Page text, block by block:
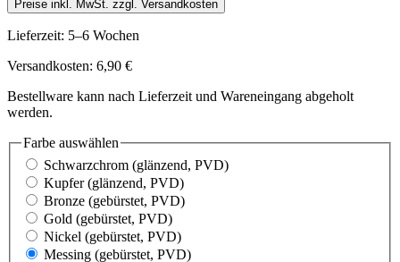
Preise inkl. MwSt. zzgl. Versandkosten
Lieferzeit: 5–6 Wochen
Versandkosten: 6,90 €
Bestellware kann nach Lieferzeit und Wareneingang abgeholt
werden.
Farbe auswählen
Schwarzchrom (glänzend, PVD)
Kupfer (glänzend, PVD)
Bronze (gebürstet, PVD)
Gold (gebürstet, PVD)
Nickel (gebürstet, PVD)
Messing (gebürstet, PVD)